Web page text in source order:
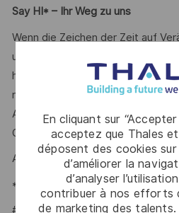
En cliquant sur
acceptez que Thales
déposent des cookies
d’améliorer la
d’analyser
contribuer à nos efforts
de marketing des talents.
Say HI* – Ihr Weg zu uns
Wenn die Zeichen der Zeit auf
unsere internationalen Teams da,
heute mit den branchenführenden
morgen zu begegnen. Sind Sie
AnsprechpartnerinAndre
Online-Bewerbung.
Andre Fuhrmann – Talent
*Human Intelligence